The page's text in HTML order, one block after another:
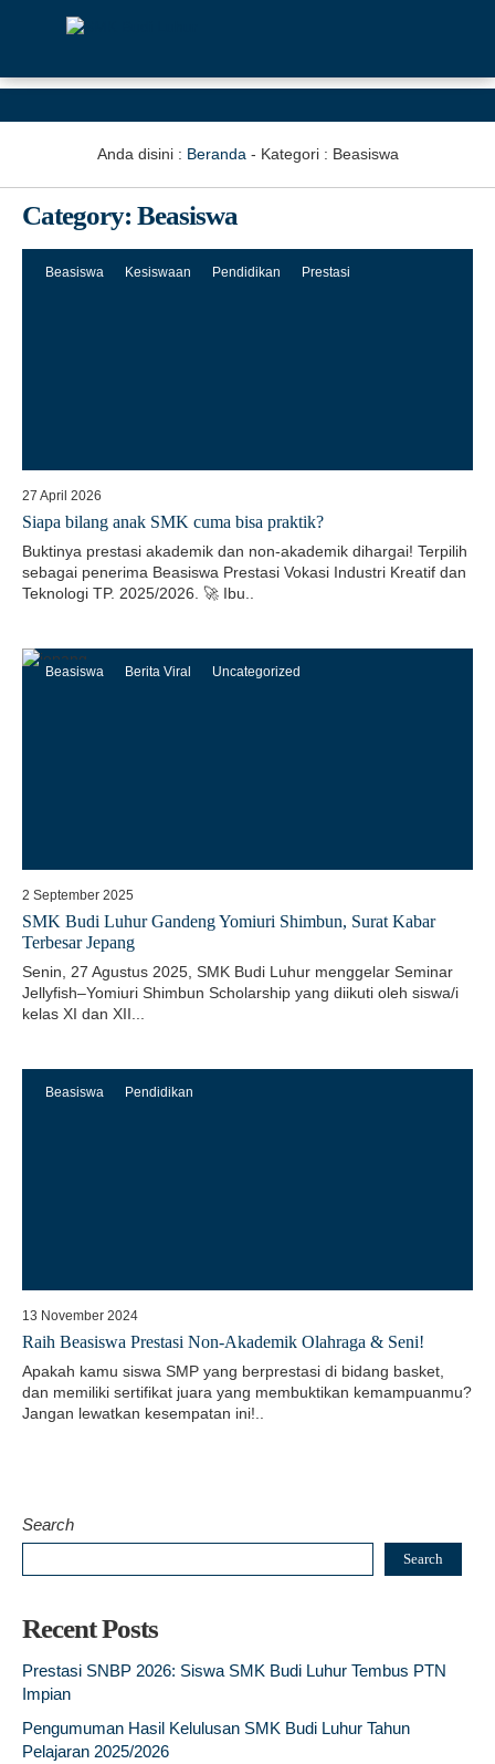
Anda disini : Beranda - Kategori : Beasiswa
Category: Beasiswa
Beasiswa Kesiswaan Pendidikan Prestasi
27 April 2026
Siapa bilang anak SMK cuma bisa praktik?
Buktinya prestasi akademik dan non-akademik dihargai! Terpilih
sebagai penerima Beasiswa Prestasi Vokasi Industri Kreatif dan
Teknologi TP. 2025/2026. 🚀 Ibu..
Beasiswa Berita Viral Uncategorized
2 September 2025
SMK Budi Luhur Gandeng Yomiuri Shimbun, Surat Kabar
Terbesar Jepang
Senin, 27 Agustus 2025, SMK Budi Luhur menggelar Seminar
Jellyfish–Yomiuri Shimbun Scholarship yang diikuti oleh siswa/i
kelas XI dan XII...
Beasiswa Pendidikan
13 November 2024
Raih Beasiswa Prestasi Non-Akademik Olahraga & Seni!
Apakah kamu siswa SMP yang berprestasi di bidang basket,
dan memiliki sertifikat juara yang membuktikan kemampuanmu?
Jangan lewatkan kesempatan ini!..
Search
Search
Recent Posts
Prestasi SNBP 2026: Siswa SMK Budi Luhur Tembus PTN
Impian
Pengumuman Hasil Kelulusan SMK Budi Luhur Tahun
Pelajaran 2025/2026